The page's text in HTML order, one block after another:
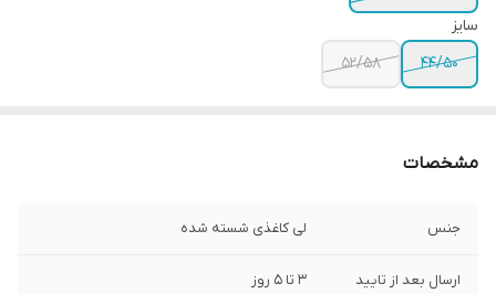
سایز
44/50
52/58
مشخصات
جنس لی کاغذی شسته شده
ارسال بعد از تایید
3 تا 5 روز